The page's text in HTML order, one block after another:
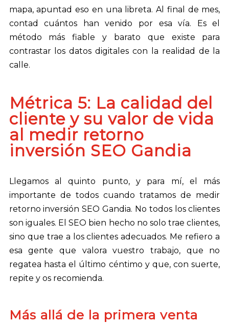
mapa, apuntad eso en una libreta. Al final de mes,
contad cuántos han venido por esa vía. Es el
método más fiable y barato que existe para
contrastar los datos digitales con la realidad de la
calle.
Métrica 5: La calidad del
cliente y su valor de vida
al medir retorno
inversión SEO Gandia
Llegamos al quinto punto, y para mí, el más
importante de todos cuando tratamos de medir
retorno inversión SEO Gandia. No todos los clientes
son iguales. El SEO bien hecho no solo trae clientes,
sino que trae a los clientes adecuados. Me refiero a
esa gente que valora vuestro trabajo, que no
regatea hasta el último céntimo y que, con suerte,
repite y os recomienda.
Más allá de la primera venta